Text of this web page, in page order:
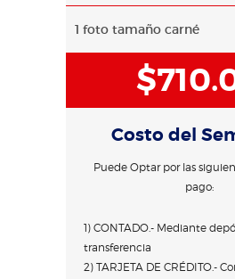
1 foto tamaño carné
Costo del
Puede Optar por las
pago:
1) CONTADO.- Mediante
transferencia
2) TARJETA DE CRÉDITO.-